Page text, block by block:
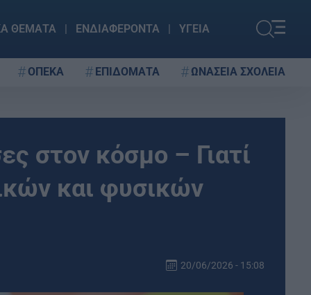
ΘΕΜΑΤΑ ΕΝΔΙΑΦΕΡΟΝΤΑ ΥΓΕΙΑ
ΟΠΕΚΑ ΕΠΙΔΟΜΑΤΑ ΩΝΑΣΕΙΑ ΣΧΟΛΕΙΑ
στον κόσμο – Γιατί
και φυσικών
20/06/2026 - 15:08